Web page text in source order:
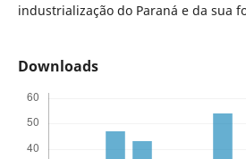
industrialização do Paraná e da sua
Downloads